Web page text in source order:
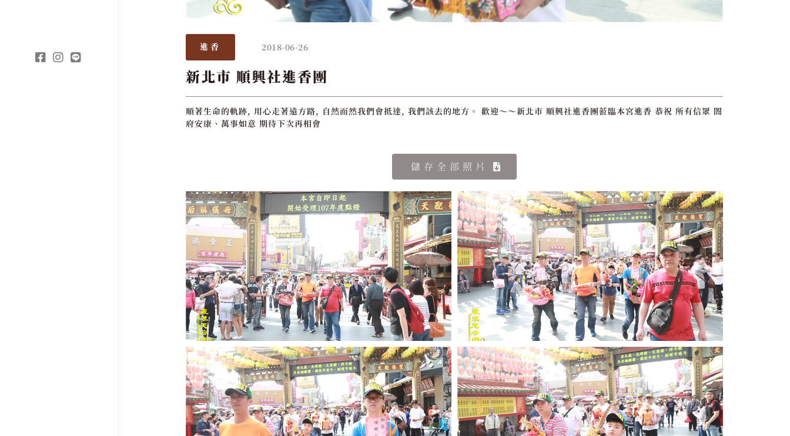
進香 2018-06-26
新北市 順興社進香團
順著生命的軌跡, 用心走著遠方路, 自然而然我們會抵達, 我們該去的地方。 歡迎～～新北市 順興社進香團蒞臨本宮進香 恭祝 所有信眾 閤
府安康、萬事如意 期待下次再相會
儲存全部照片